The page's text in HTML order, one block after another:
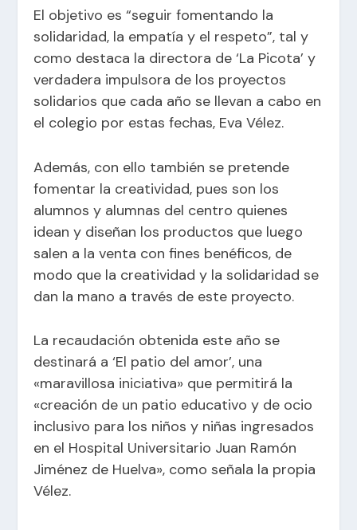
El objetivo es “seguir fomentando la
solidaridad, la empatía y el respeto”, tal y
como destaca la directora de ‘La Picota’ y
verdadera impulsora de los proyectos
solidarios que cada año se llevan a cabo en
el colegio por estas fechas, Eva Vélez.
Además, con ello también se pretende
fomentar la creatividad, pues son los
alumnos y alumnas del centro quienes
idean y diseñan los productos que luego
salen a la venta con fines benéficos, de
modo que la creatividad y la solidaridad se
dan la mano a través de este proyecto.
La recaudación obtenida este año se
destinará a ‘El patio del amor’, una
«maravillosa iniciativa» que permitirá la
«creación de un patio educativo y de ocio
inclusivo para los niños y niñas ingresados
en el Hospital Universitario Juan Ramón
Jiménez de Huelva», como señala la propia
Vélez.